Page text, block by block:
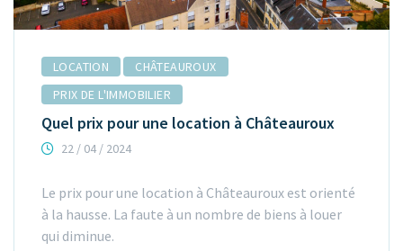
LOCATION
CHÂTEAUROUX
PRIX DE L'IMMOBILIER
Quel prix pour une location à Châteauroux
22 / 04 / 2024
Le prix pour une location à Châteauroux est orienté
à la hausse. La faute à un nombre de biens à louer
qui diminue.